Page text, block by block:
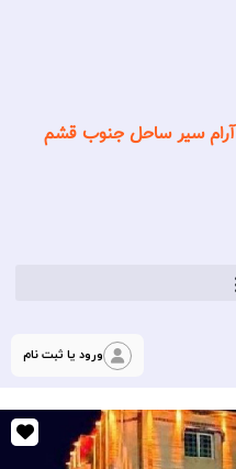
آرام سیر ساحل جنوب قشم
ورود یا ثبت نام